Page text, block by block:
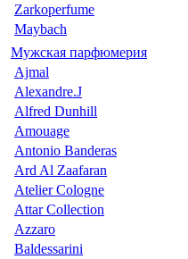
Zarkoperfume
Maybach
Мужская парфюмерия
Ajmal
Alexandre.J
Alfred Dunhill
Amouage
Antonio Banderas
Ard Al Zaafaran
Atelier Cologne
Attar Collection
Azzaro
Baldessarini